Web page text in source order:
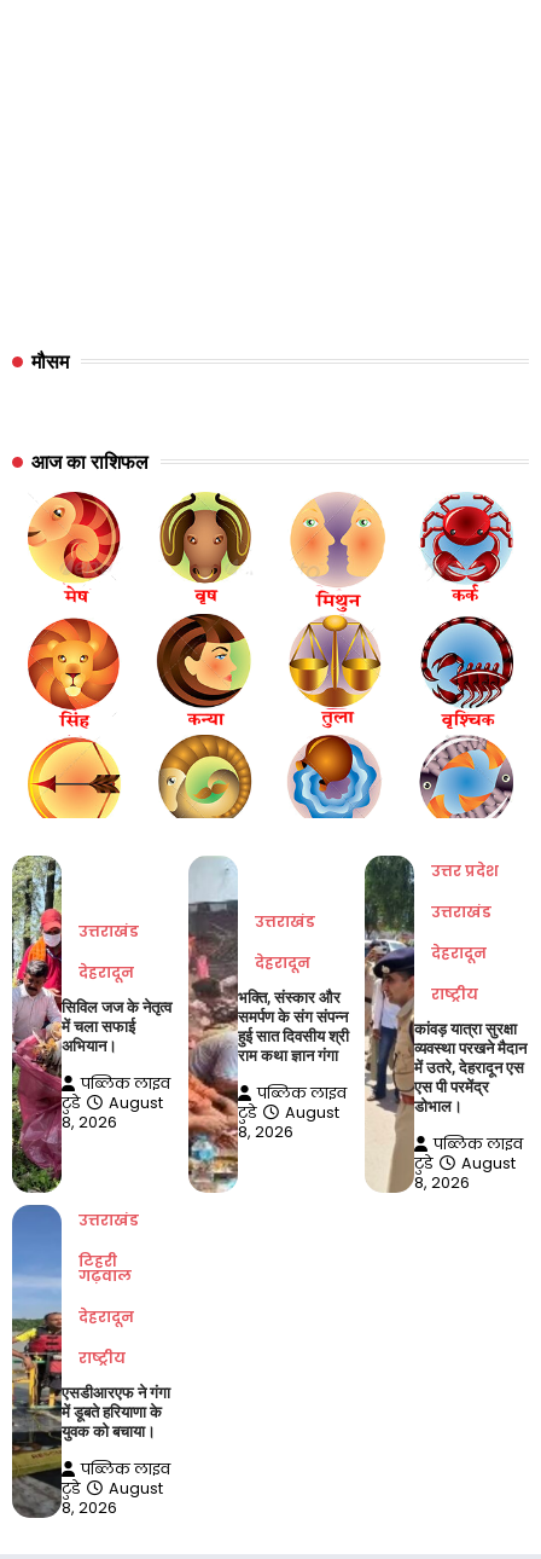
मौसम
आज का राशिफल
उत्तराखंड
देहरादून
सिविल जज के नेतृत्व
में चला सफाई
अभियान।
पब्लिक लाइव
टुडे
August
8, 2026
उत्तराखंड
देहरादून
भक्ति, संस्कार और
समर्पण के संग संपन्न
हुई सात दिवसीय श्री
राम कथा ज्ञान गंगा
पब्लिक लाइव
टुडे
August
8, 2026
उत्तर प्रदेश
उत्तराखंड
देहरादून
राष्ट्रीय
कांवड़ यात्रा सुरक्षा
व्यवस्था परखने मैदान
में उतरे, देहरादून एस
एस पी परमेंद्र
डोभाल।
पब्लिक लाइव
टुडे
August
8, 2026
उत्तराखंड
टिहरी
गढ़वाल
देहरादून
राष्ट्रीय
एसडीआरएफ ने गंगा
में डूबते हरियाणा के
युवक को बचाया।
पब्लिक लाइव
टुडे
August
8, 2026